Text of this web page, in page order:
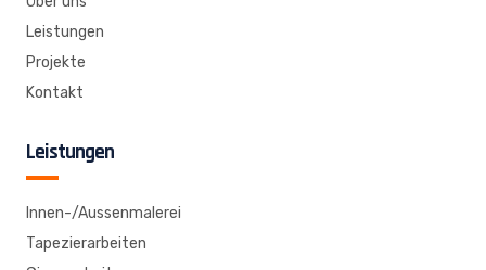
Leistungen
Projekte
Kontakt
Leistungen
Innen-/Aussenmalerei
Tapezierarbeiten